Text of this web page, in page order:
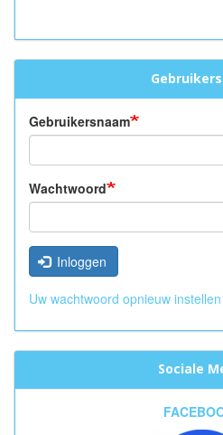
Gebruikersnaam
Wachtwoord
Inloggen
Uw wachtwoord opnieuw instellen
Sociale